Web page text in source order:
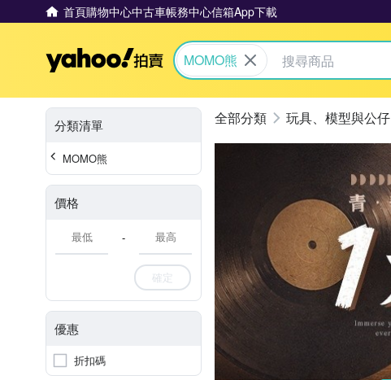
首頁購物中心中古車帳務中心信箱App下載
Yahoo拍賣
MOMO熊
分類清單
MOMO熊
價格
-
確定
優惠
折扣碼
玩具、模型與公仔